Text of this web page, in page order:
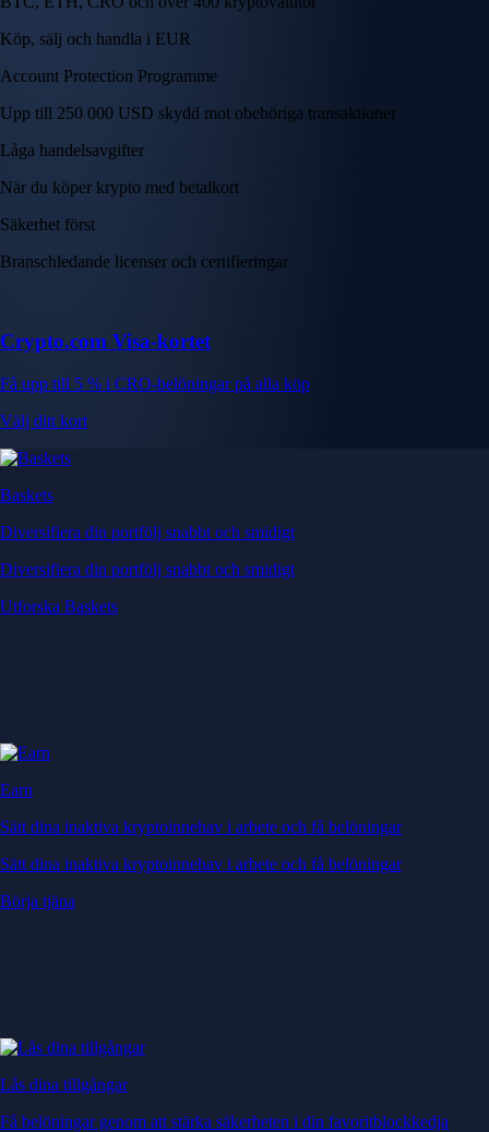
Köp, sälj och handla i EUR
Account Protection Programme
Upp till 250 000 USD skydd mot obehöriga transaktioner
Låga handelsavgifter
När du köper krypto med betalkort
Säkerhet först
Branschledande licenser och certifieringar
Crypto.com Visa-kortet
Få upp till 5 % i CRO-belöningar på alla köp
Välj ditt kort
Baskets
Diversifiera din portfölj snabbt och smidigt
Diversifiera din portfölj snabbt och smidigt
Utforska Baskets
Earn
Sätt dina inaktiva kryptoinnehav i arbete och få belöningar
Sätt dina inaktiva kryptoinnehav i arbete och få belöningar
Börja tjäna
Lås dina tillgångar
Få belöningar genom att stärka säkerheten i din favoritblockkedja